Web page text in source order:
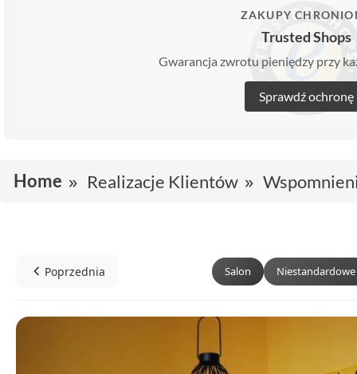
ZAKUPY
Trusted Shops
Gwarancja zwrotu pieniędzy przy
Sprawdź ochronę
Home Realizacje Klientów
Poprzednia Salon